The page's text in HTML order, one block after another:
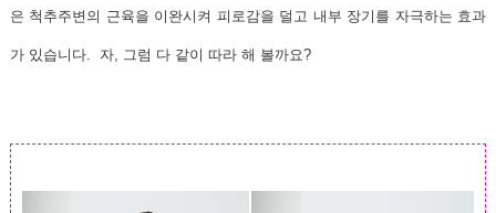
은 척추주변의 근육을 이완시켜 피로감을 덜고 내부 장기를 자극하는 효과
가 있습니다. 자, 그럼 다 같이 따라 해 볼까요?